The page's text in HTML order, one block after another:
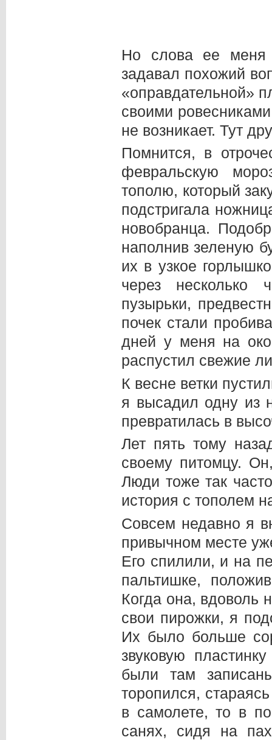
Но слова ее меня
задавал похожий
«оправдательной»
своими
не возникает. Тут
Помнится, в
февральскую
тополю, который
подстригала
новобранца.
наполнив зеленую
их в узкое
через несколько
пузырьки,
почек стали
дней у меня на
распустил свежие
К весне ветки
я высадил одну из
превратилась в
Лет пять тому
своему питомцу.
Люди тоже так
история с тополем
Совсем недавно я
привычном месте
Его спилили, и на
пальтишке,
Когда она, вдоволь
свои пирожки, я
Их было больше
звуковую
были там
торопился,
в самолете, то в
санях, сидя на